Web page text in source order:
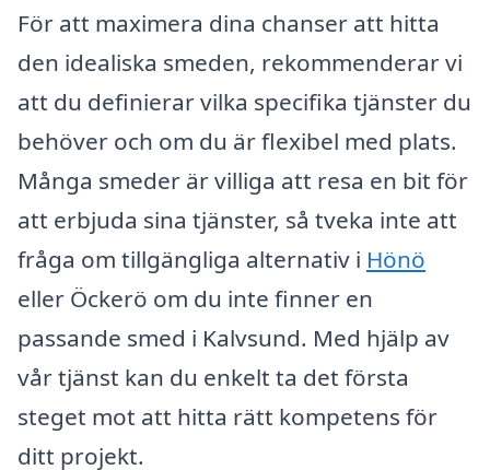
För att maximera dina chanser att hitta
den idealiska smeden, rekommenderar vi
att du definierar vilka specifika tjänster du
behöver och om du är flexibel med plats.
Många smeder är villiga att resa en bit för
att erbjuda sina tjänster, så tveka inte att
fråga om tillgängliga alternativ i Hönö
eller Öckerö om du inte finner en
passande smed i Kalvsund. Med hjälp av
vår tjänst kan du enkelt ta det första
steget mot att hitta rätt kompetens för
ditt projekt.